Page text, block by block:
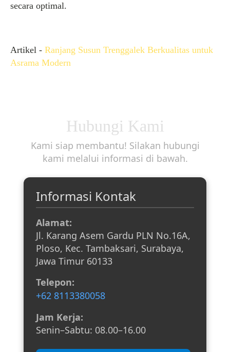
secara optimal.
Artikel - Ranjang Susun Trenggalek Berkualitas untuk
Asrama Modern
Hubungi Kami
Kami siap membantu! Silakan hubungi
kami melalui informasi di bawah.
Informasi Kontak
Alamat:
Jl. Karang Asem Gardu PLN No.16A,
Ploso, Kec. Tambaksari, Surabaya,
Jawa Timur 60133
Telepon:
+62 8113380058
Jam Kerja:
Senin–Sabtu: 08.00–16.00